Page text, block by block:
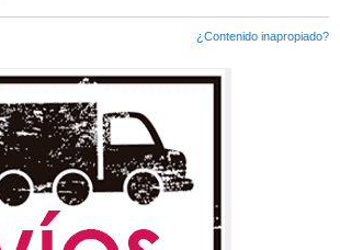
¿Contenido inapropiado?